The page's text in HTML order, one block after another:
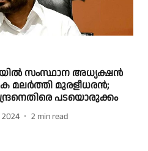
സംസ്ഥാന അധ്യക്ഷൻ
മലർത്തി മുരളീധരൻ;
പടയൊരുക്കം
2 min read